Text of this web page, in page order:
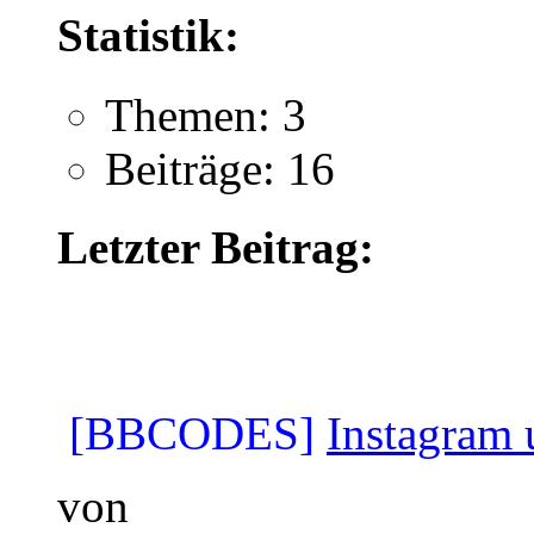
Statistik:
Themen: 3
Beiträge: 16
Letzter Beitrag:
[BBCODES] Instagram
von